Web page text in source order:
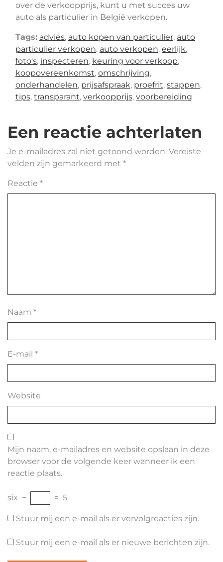
over de verkoopprijs, kunt u met succes uw
auto als particulier in België verkopen.
Tags: advies, auto kopen van particulier, auto
particulier verkopen, auto verkopen, eerlijk,
foto's, inspecteren, keuring voor verkoop,
koopovereenkomst, omschrijving,
onderhandelen, prijsafspraak, proefrit, stappen,
tips, transparant, verkoopprijs, voorbereiding
Een reactie achterlaten
Je e-mailadres zal niet getoond worden. Vereiste
velden zijn gemarkeerd met *
Reactie *
Naam *
E-mail *
Website
Mijn naam, e-mailadres en website opslaan in deze
browser voor de volgende keer wanneer ik een
reactie plaats.
six − = 5
Stuur mij een e-mail als er vervolgreacties zijn.
Stuur mij een e-mail als er nieuwe berichten zijn.